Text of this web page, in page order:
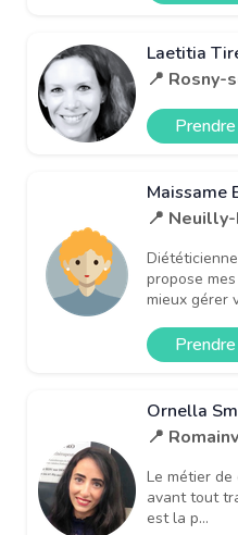
Laetitia
📍 Rosny-
Maissame
📍
propose
mieux gérer
Ornella
📍
Le métier
avant tout
est la p...